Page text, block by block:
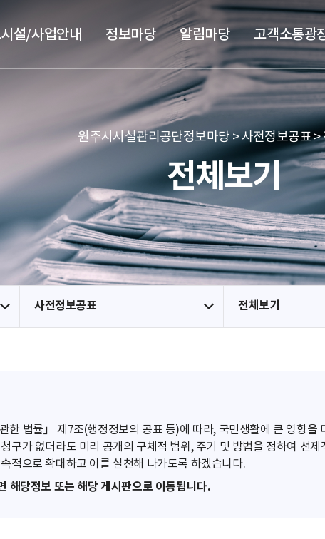
본문 바로가기
메뉴 바로가기
설/사업안내 정보마당 알림마당 고객소통광
원주시시설관리공단정보마당 > 사전정보공표 >
전체보기
사전정보공표 전체보기
한 법률」 제7조(행정정보의 공표 등)에 따라, 국민생활에 큰 영향
구가 없더라도 미리 공개의 구체적 범위, 주기 및 방법을 정하여 선
적으로 확대하고 이를 실천해 나가도록 하겠습니다.
해당정보 또는 해당 게시판으로 이동됩니다.